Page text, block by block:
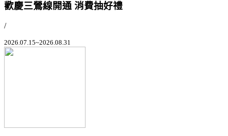
歡慶三鶯線開通 消費抽好禮
/
2026.07.15~2026.08.31